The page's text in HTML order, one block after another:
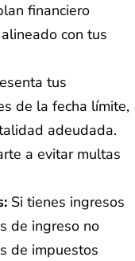
financiero
con tus
tus
de la fecha límite,
adeudada.
a evitar multas
Si tienes ingresos
de ingreso no
de impuestos